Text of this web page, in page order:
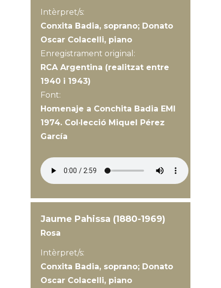
Intèrpret/s:
Conxita Badia, soprano; Donato
Oscar Colacelli, piano
Enregistrament original:
RCA Argentina (realitzat entre
1940 i 1943)
Font:
Homenaje a Conchita Badia EMI
1974. Col·lecció Miquel Pérez
García
Jaume Pahissa (1880-1969)
Rosa
Intèrpret/s:
Conxita Badia, soprano; Donato
Oscar Colacelli, piano